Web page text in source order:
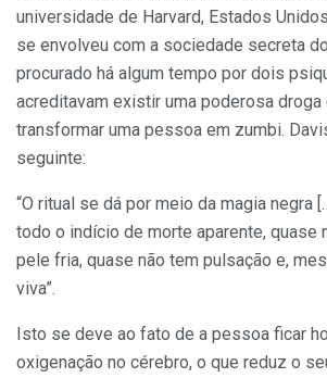
universidade de Harvard, Estados
se envolveu com a sociedade secreta
procurado há algum tempo por dois
acreditavam existir uma poderosa droga
transformar uma pessoa em zumbi.
seguinte:
“O ritual se dá por meio da magia negra
todo o indício de morte aparente, quase
pele fria, quase não tem pulsação e,
viva”.
Isto se deve ao fato de a pessoa ficar
oxigenação no cérebro, o que reduz o